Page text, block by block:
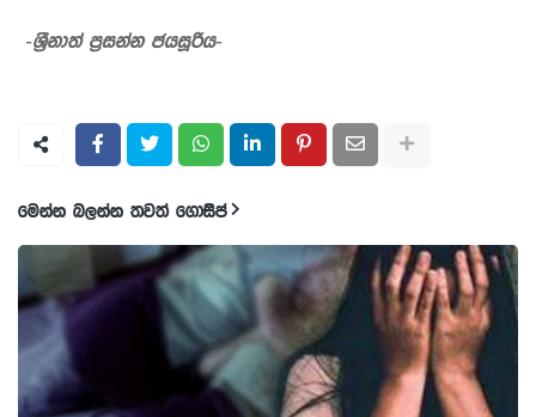
-ශ්‍රීනාත් ප්‍රසන්න ජයසූරිය-
මෙන්න බලන්න තවත් ගොසිප්